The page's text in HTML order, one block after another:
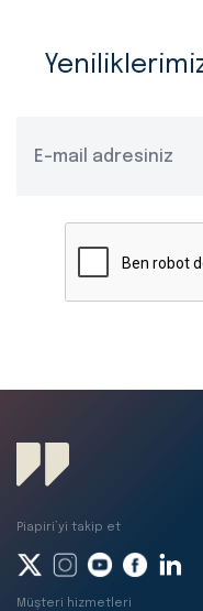
Piapiri’yi takip et
Müşteri hizmetleri